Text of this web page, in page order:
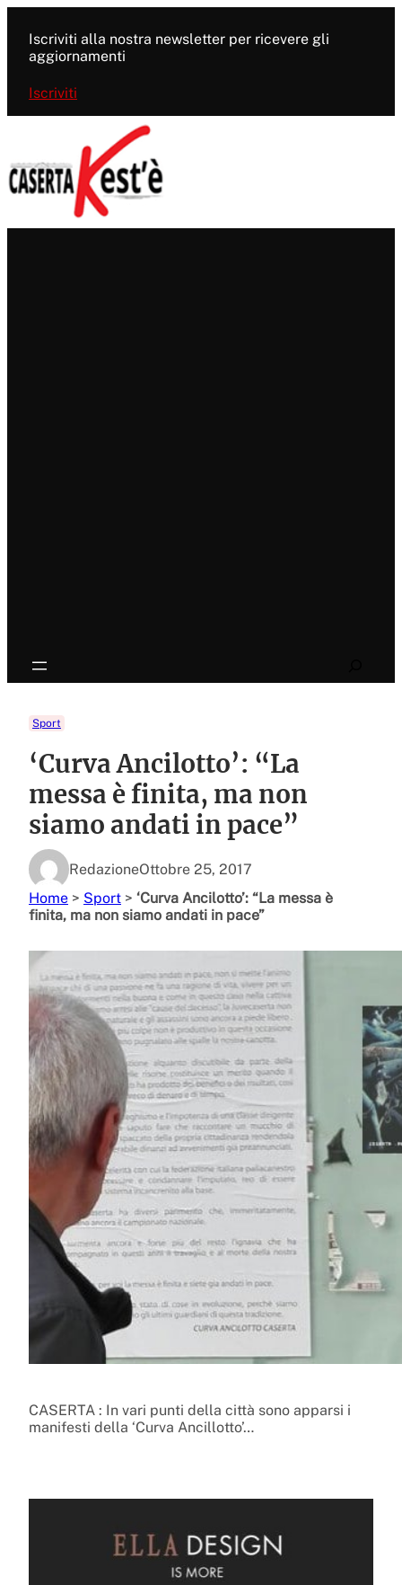
contenuto
Iscriviti alla nostra newsletter per ricevere gli
aggiornamenti
Iscriviti
Sport
‘Curva Ancilotto’: “La
messa è finita, ma non
siamo andati in pace”
RedazioneOttobre 25, 2017
Home > Sport > ‘Curva Ancilotto’: “La messa è
finita, ma non siamo andati in pace”
CASERTA : In vari punti della città sono apparsi i
manifesti della ‘Curva Ancillotto’…